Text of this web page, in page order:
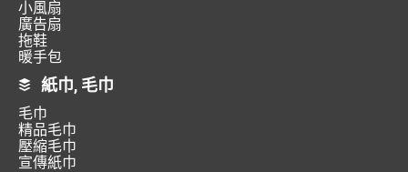
小風扇
廣告扇
拖鞋
暖手包
紙巾, 毛巾
毛巾
精品毛巾
壓縮毛巾
宣傳紙巾